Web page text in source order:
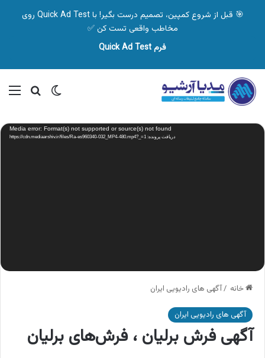
🎯 قبل از شروع کمپین، تصمیم درست بگیر! با Quick Ad Test روی
مخاطب واقعی تست کن ✅
فرم Quick Ad Test
تغییر پوسته
نمایشگر
ویدیو Media error: Format(s) not supported or source(s) not found
دریافت پرونده: https://cdn.mediaarshiv.ir/files/Ra-es960340-032_MP4-480.mp4?_=1
خانه /آگهی های رادیویی ایران
آگهی های رادیویی ایران
آگهی فرش برلیان ، فرش‌های برلیان